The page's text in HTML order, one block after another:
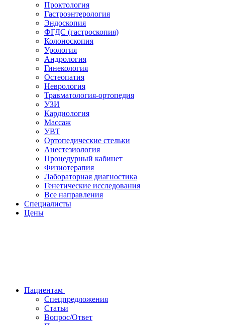
Проктология
Гастроэнтерология
Эндоскопия
ФГДС (гастроскопия)
Колоноскопия
Урология
Андрология
Гинекология
Остеопатия
Неврология
Травматология-ортопедия
УЗИ
Кардиология
Массаж
УВТ
Ортопедические стельки
Анестезиология
Процедурный кабинет
Физиотерапия
Лабораторная диагностика
Генетические исследования
Все направления
Специалисты
Цены
Пациентам
Спецпредложения
Статьи
Вопрос/Ответ